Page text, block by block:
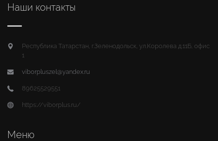
Наши контакты
Республика Татарстан, г.Зеленодольск, ул.Королева д.11Б, офис
1
viborpluszel@yandex.ru
89625529551
https://viborplus.ru/
Меню